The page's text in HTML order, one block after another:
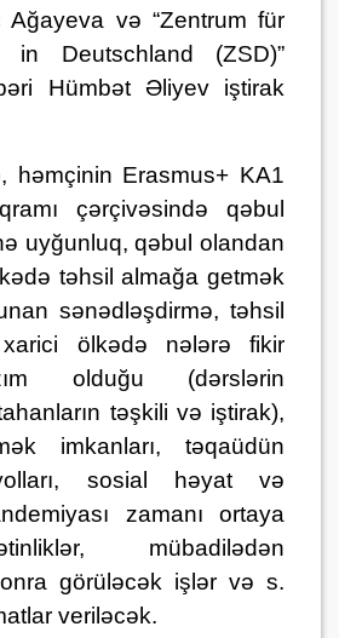
Ağayeva və “Zentrum für
in Deutschland (ZSD)”
Hümbət Əliyev iştirak
həmçinin Erasmus+ KA1
çərçivəsində qəbul
uyğunluq, qəbul olandan
təhsil almağa getmək
sənədləşdirmə, təhsil
ölkədə nələrə fikir
olduğu (dərslərin
təşkili və iştirak),
imkanları, təqaüdün
sosial həyat və
zamanı ortaya
mübadilədən
görüləcək işlər və s.
veriləcək.